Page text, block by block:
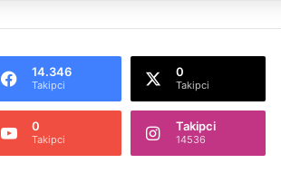
14.346
Takipci
0
Takipci
0
Takipci
Takipci
14536